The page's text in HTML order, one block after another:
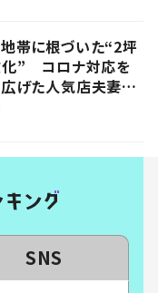
帯に根づいた“2坪
化” コロナ対応を
げた人気店夫妻が
い本質”とは 香
SNS